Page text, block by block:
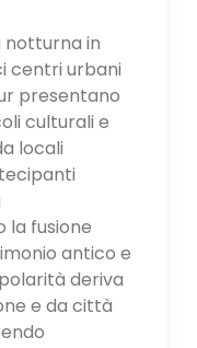
notturna in
centri urbani
presentano
culturali e
locali
fusione
antico e
deriva
e da città